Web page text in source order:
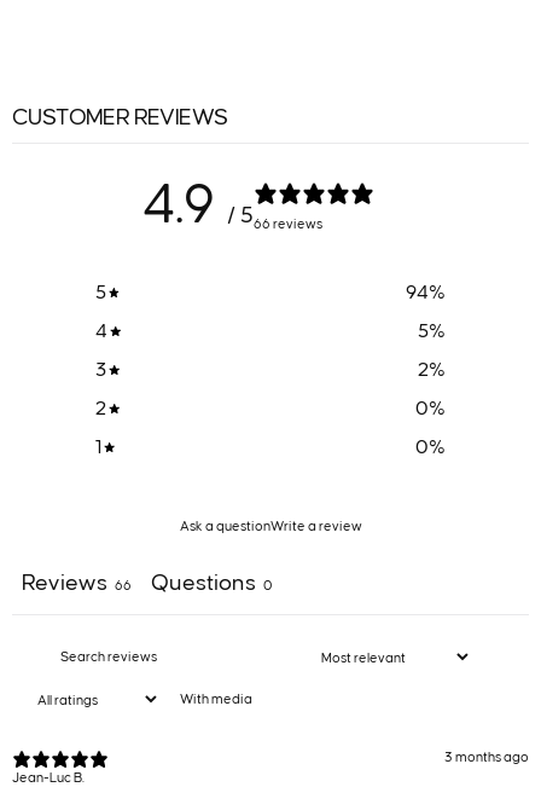
CUSTOMER REVIEWS
4.9 / 566 reviews
5 94%
4
5%
3
2%
2
0%
1
0%
Ask a questionWrite a review
Reviews 66 Questions 0
With media
3 months ago
Jean-Luc B.